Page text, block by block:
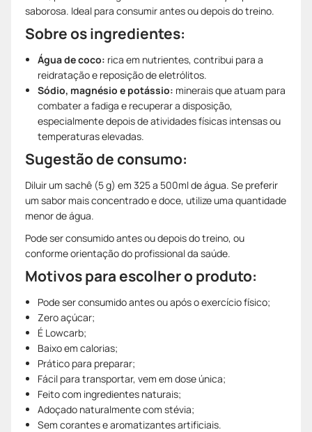
saborosa. Ideal para consumir antes ou depois do treino.
Sobre os ingredientes:
Água de coco: rica em nutrientes, contribui para a
reidratação e reposição de eletrólitos.
Sódio, magnésio e potássio: minerais que atuam para
combater a fadiga e recuperar a disposição,
especialmente depois de atividades físicas intensas ou
temperaturas elevadas.
Sugestão de consumo:
Diluir um sachê (5 g) em 325 a 500ml de água. Se preferir
um sabor mais concentrado e doce, utilize uma quantidade
menor de água.
Pode ser consumido antes ou depois do treino, ou
conforme orientação do profissional da saúde.
Motivos para escolher o produto:
Pode ser consumido antes ou após o exercício físico;
Zero açúcar;
É Lowcarb;
Baixo em calorias;
Prático para preparar;
Fácil para transportar, vem em dose única;
Feito com ingredientes naturais;
Adoçado naturalmente com stévia;
Sem corantes e aromatizantes artificiais.